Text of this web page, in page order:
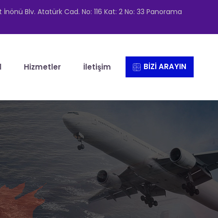
Blv. Atatürk Cad. No: 116 Kat: 2 No: 33 Panorama
Hizmetler İletişim BİZİ ARAYIN